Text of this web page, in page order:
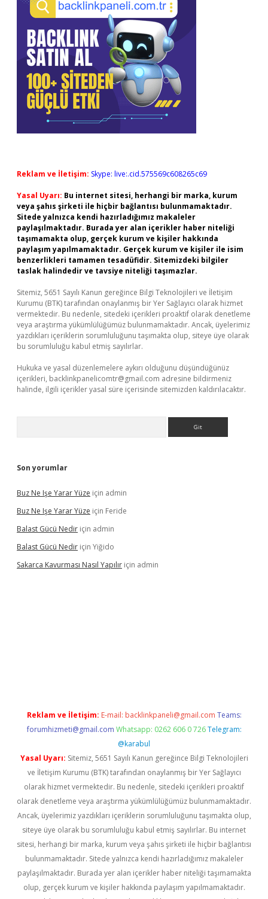
Reklam ve İletişim: Skype: live:.cid.575569c608265c69
Yasal Uyarı: Bu internet sitesi, herhangi bir marka, kurum
veya şahıs şirketi ile hiçbir bağlantısı bulunmamaktadır.
Sitede yalnızca kendi hazırladığımız makaleler
paylaşılmaktadır. Burada yer alan içerikler haber niteliği
taşımamakta olup, gerçek kurum ve kişiler hakkında
paylaşım yapılmamaktadır. Gerçek kurum ve kişiler ile isim
benzerlikleri tamamen tesadüfidir. Sitemizdeki bilgiler
taslak halindedir ve tavsiye niteliği taşımazlar.
Sitemiz, 5651 Sayılı Kanun gereğince Bilgi Teknolojileri ve İletişim
Kurumu (BTK) tarafından onaylanmış bir Yer Sağlayıcı olarak hizmet
vermektedir. Bu nedenle, sitedeki içerikleri proaktif olarak denetleme
veya araştırma yükümlülüğümüz bulunmamaktadır. Ancak, üyelerimiz
yazdıkları içeriklerin sorumluluğunu taşımakta olup, siteye üye olarak
bu sorumluluğu kabul etmiş sayılırlar.
Hukuka ve yasal düzenlemelere aykırı olduğunu düşündüğünüz
içerikleri, backlinkpanelicomtr@gmail.com adresine bildirmeniz
halinde, ilgili içerikler yasal süre içerisinde sitemizden kaldırılacaktır.
Son yorumlar
Buz Ne Işe Yarar Yüze için admin
Buz Ne Işe Yarar Yüze için Feride
Balast Gücü Nedir için admin
Balast Gücü Nedir için Yiğido
Sakarca Kavurması Nasıl Yapılır için admin
Reklam ve İletişim: E-mail: backlinkpaneli@gmail.com Teams:
forumhizmeti@gmail.com Whatsapp: 0262 606 0 726 Telegram:
@karabul
Yasal Uyarı: Sitemiz, 5651 Sayılı Kanun gereğince Bilgi Teknolojileri
ve İletişim Kurumu (BTK) tarafından onaylanmış bir Yer Sağlayıcı
olarak hizmet vermektedir. Bu nedenle, sitedeki içerikleri proaktif
olarak denetleme veya araştırma yükümlülüğümüz bulunmamaktadır.
Ancak, üyelerimiz yazdıkları içeriklerin sorumluluğunu taşımakta olup,
siteye üye olarak bu sorumluluğu kabul etmiş sayılırlar. Bu internet
sitesi, herhangi bir marka, kurum veya şahıs şirketi ile hiçbir bağlantısı
bulunmamaktadır. Sitede yalnızca kendi hazırladığımız makaleler
paylaşılmaktadır. Burada yer alan içerikler haber niteliği taşımamakta
olup, gerçek kurum ve kişiler hakkında paylaşım yapılmamaktadır.